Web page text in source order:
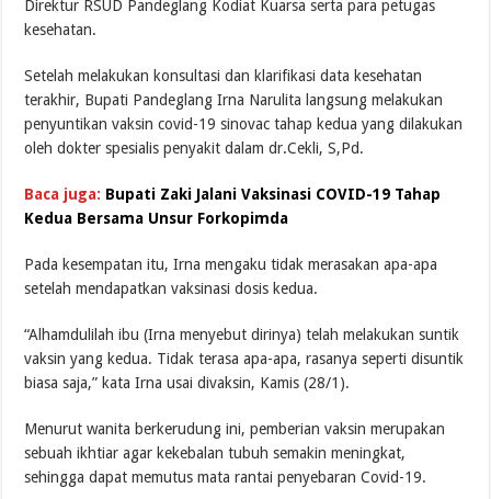
Direktur RSUD Pandeglang Kodiat Kuarsa serta para petugas
kesehatan.
Setelah melakukan konsultasi dan klarifikasi data kesehatan
terakhir, Bupati Pandeglang Irna Narulita langsung melakukan
penyuntikan vaksin covid-19 sinovac tahap kedua yang dilakukan
oleh dokter spesialis penyakit dalam dr.Cekli, S,Pd.
Baca juga: Bupati Zaki Jalani Vaksinasi COVID-19 Tahap
Kedua Bersama Unsur Forkopimda
Pada kesempatan itu, Irna mengaku tidak merasakan apa-apa
setelah mendapatkan vaksinasi dosis kedua.
“Alhamdulilah ibu (Irna menyebut dirinya) telah melakukan suntik
vaksin yang kedua. Tidak terasa apa-apa, rasanya seperti disuntik
biasa saja,” kata Irna usai divaksin, Kamis (28/1).
Menurut wanita berkerudung ini, pemberian vaksin merupakan
sebuah ikhtiar agar kekebalan tubuh semakin meningkat,
sehingga dapat memutus mata rantai penyebaran Covid-19.